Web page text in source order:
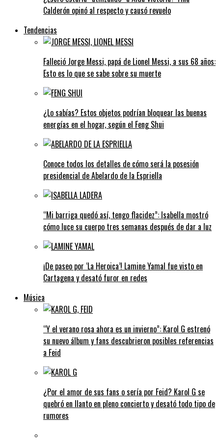
Calderón opinó al respecto y causó revuelo
Tendencias
Falleció Jorge Messi, papá de Lionel Messi, a sus 68 años:
Esto es lo que se sabe sobre su muerte
¿Lo sabías? Estos objetos podrían bloquear las buenas
energías en el hogar, según el Feng Shui
Conoce todos los detalles de cómo será la posesión
presidencial de Abelardo de la Espriella
“Mi barriga quedó así, tengo flacidez”: Isabella mostró
cómo luce su cuerpo tres semanas después de dar a luz
¡De paseo por ‘La Heroica’! Lamine Yamal fue visto en
Cartagena y desató furor en redes
Música
“Y el verano rosa ahora es un invierno”: Karol G estrenó
su nuevo álbum y fans descubrieron posibles referencias
a Feid
¿Por el amor de sus fans o sería por Feid? Karol G se
quebró en llanto en pleno concierto y desató todo tipo de
rumores